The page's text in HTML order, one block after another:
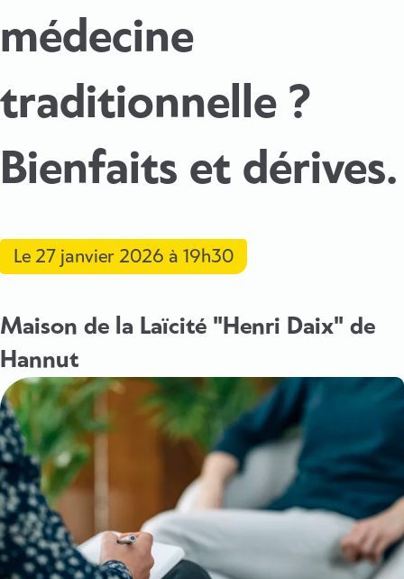
médecine
traditionnelle ?
Bienfaits et dérives.
Le 27 janvier 2026 à 19h30
Maison de la Laïcité "Henri Daix" de
Hannut